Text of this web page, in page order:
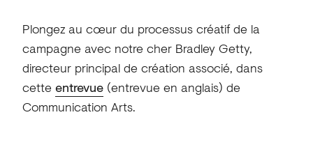
Plongez au cœur du processus créatif de la
campagne avec notre cher Bradley Getty,
directeur principal de création associé, dans
cette entrevue(entrevue en anglais) de
Communication Arts.